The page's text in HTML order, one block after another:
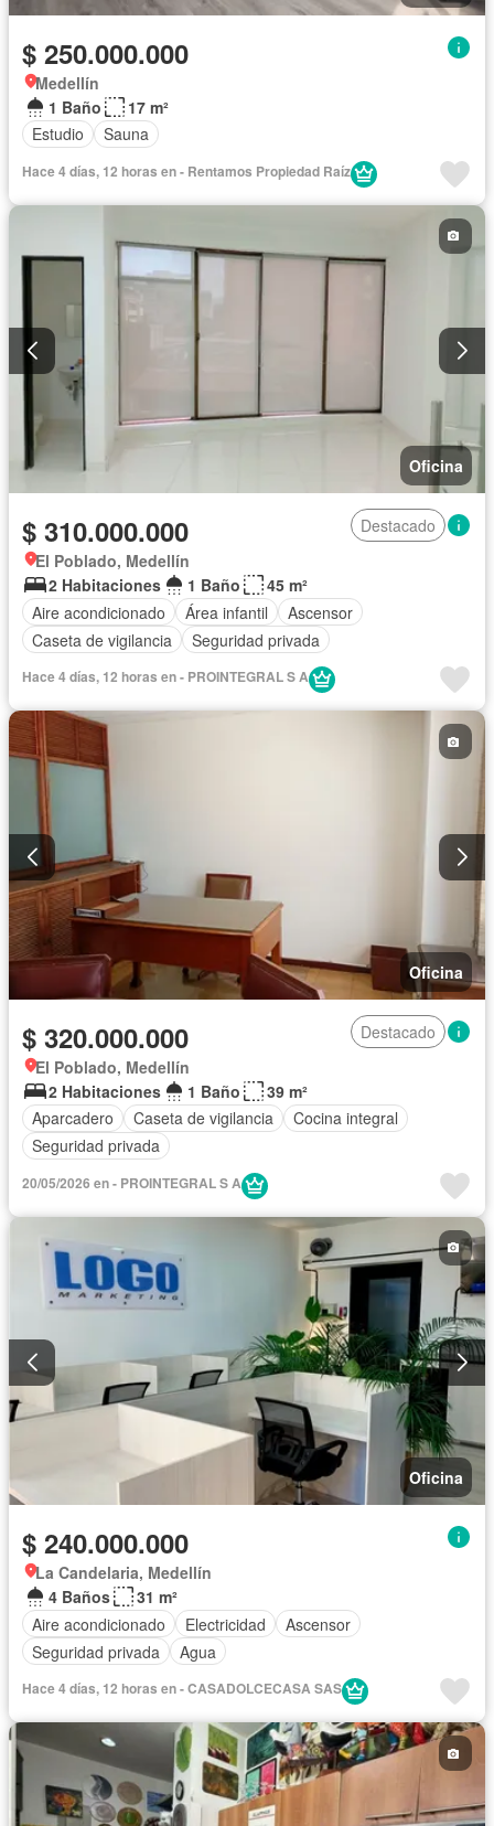
$ 250.000.000
Medellín
1 Baño
17 m²
Estudio
Sauna
Hace 4 días, 12 horas en - Rentamos Propiedad Raíz
Oficina
$ 310.000.000
Destacado
El Poblado, Medellín
2 Habitaciones
1 Baño
45 m²
Aire acondicionado
Área infantil
Ascensor
Caseta de vigilancia
Seguridad privada
Hace 4 días, 12 horas en - PROINTEGRAL S A
Oficina
$ 320.000.000
Destacado
El Poblado, Medellín
2 Habitaciones
1 Baño
39 m²
Aparcadero
Caseta de vigilancia
Cocina integral
Seguridad privada
20/05/2026 en - PROINTEGRAL S A
Oficina
$ 240.000.000
La Candelaria, Medellín
4 Baños
31 m²
Aire acondicionado
Electricidad
Ascensor
Seguridad privada
Agua
Hace 4 días, 12 horas en - CASADOLCECASA SAS